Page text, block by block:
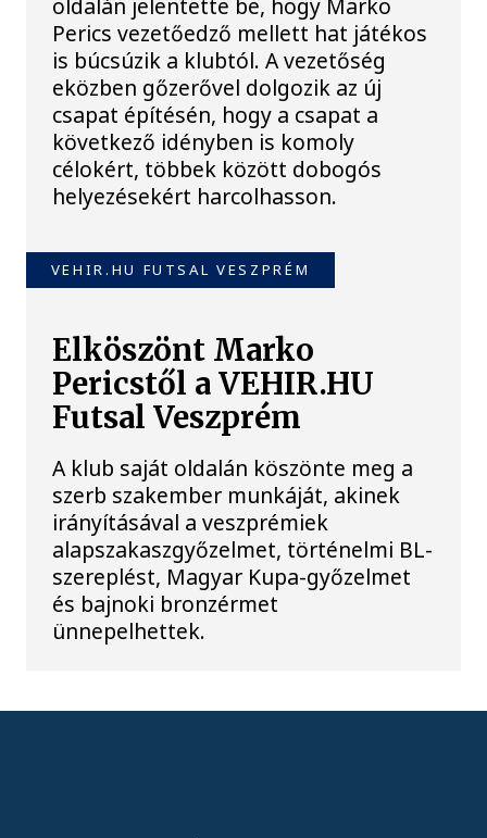
Perics vezetőedző mellett hat játékos
is búcsúzik a klubtól. A vezetőség
eközben gőzerővel dolgozik az új
csapat építésén, hogy a csapat a
következő idényben is komoly
célokért, többek között dobogós
helyezésekért harcolhasson.
VEHIR.HU FUTSAL VESZPRÉM
Elköszönt Marko
Pericstől a VEHIR.HU
Futsal Veszprém
A klub saját oldalán köszönte meg a
szerb szakember munkáját, akinek
irányításával a veszprémiek
alapszakaszgyőzelmet, történelmi BL-
szereplést, Magyar Kupa-győzelmet
és bajnoki bronzérmet
ünnepelhettek.